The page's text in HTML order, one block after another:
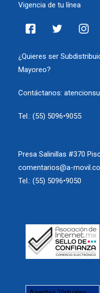
Vigencia de tu línea
¿Quieres ser
Mayoreo?
Contáctanos:
Tel.: (55) 5096•9055
Presa Salinillas #370
comentarios@a-
Tel.: (55) 5096•9050